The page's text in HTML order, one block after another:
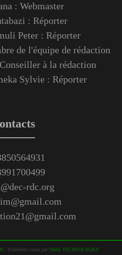
: Webmaster
: Réporter
Peter : Réporter
de l'équipe de rédaction
à la rédaction
Sylvie : Réporter
rdc.org
Fiérèment conçu par Oredy TECHNOLOGIES